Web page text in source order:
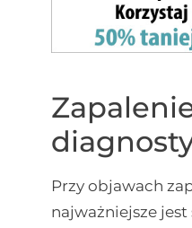
Przy objawach
najważniejsze